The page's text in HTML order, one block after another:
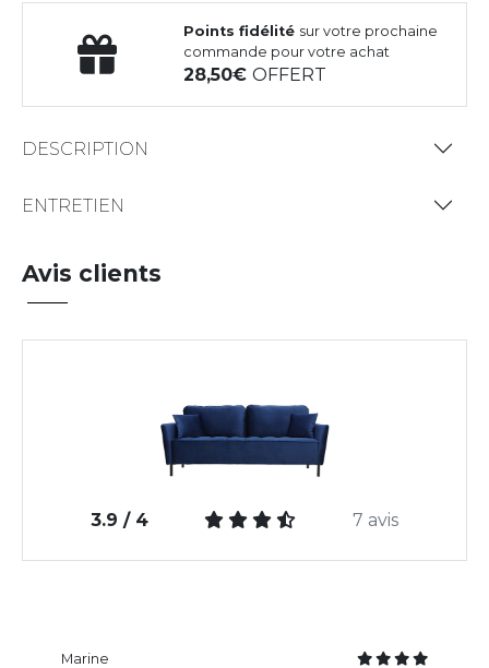
Points fidélité sur votre prochaine
commande pour votre achat
28,50OFFERT
DESCRIPTION
ENTRETIEN
Avis clients
3.9 / 4 7 avis
Marine